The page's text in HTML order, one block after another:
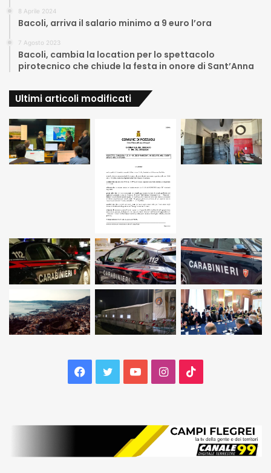
8 Aprile 2024
Bacoli, arriva il salario minimo a 9 euro l’ora
7 Agosto 2023
Bacoli, cambia la location per lo spettacolo
pirotecnico che chiude la festa in onore di Sant’Anna
Ultimi articoli modificati
Facebook
TwitterYouTubeInstagram